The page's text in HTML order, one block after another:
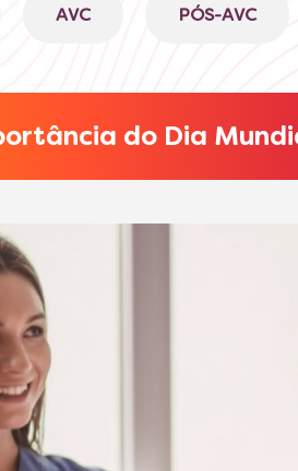
AVC PÓS-AVC
do Dia